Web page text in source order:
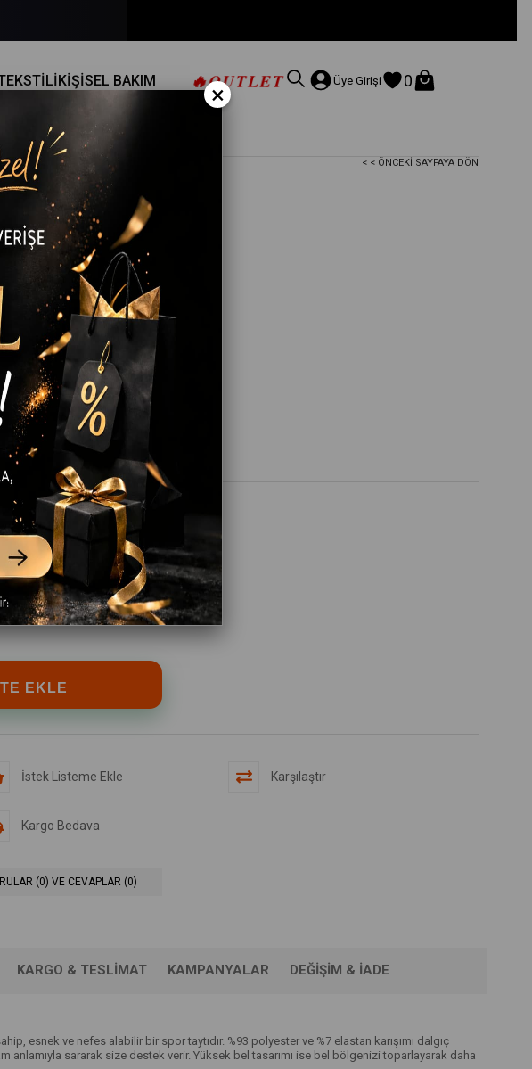
KİŞİSEL BAKIM 🔥OUTLET Üye Girişi 0
< < ÖNCEKI SAYFAYA DÖN
Esnek
İstek Listeme Ekle Karşılaştır
Kargo Bedava
(0) VE CEVAPLAR (0)
KARGO & TESLIMAT KAMPANYALAR DEĞIŞIM & İADE
esnek ve nefes alabilir bir spor taytıdır. %93 polyester ve %7 elastan karışımı dalgıç
anlamıyla sararak size destek verir. Yüksek bel tasarımı ise bel bölgenizi toparlayarak daha
×